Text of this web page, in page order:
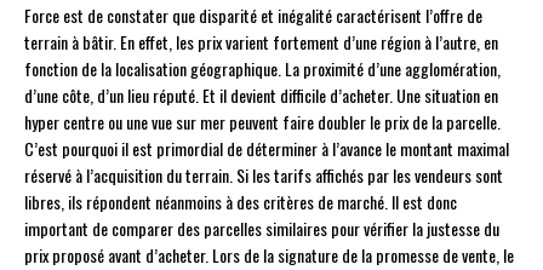
Force est de constater que disparité et inégalité caractérisent l’offre de
terrain à bâtir. En effet, les prix varient fortement d’une région à l’autre, en
fonction de la localisation géographique. La proximité d’une agglomération,
d’une côte, d’un lieu réputé. Et il devient difficile d’acheter. Une situation en
hyper centre ou une vue sur mer peuvent faire doubler le prix de la parcelle.
C’est pourquoi il est primordial de déterminer à l’avance le montant maximal
réservé à l’acquisition du terrain. Si les tarifs affichés par les vendeurs sont
libres, ils répondent néanmoins à des critères de marché. Il est donc
important de comparer des parcelles similaires pour vérifier la justesse du
prix proposé avant d’acheter. Lors de la signature de la promesse de vente, le